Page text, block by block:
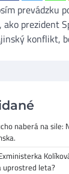
prevádzku
ako prezident
konflikt,
naberá na sile:
uprostred leta?